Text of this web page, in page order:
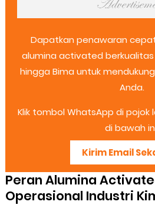
Dapatkan penawaran
alumina activated
hingga Bima untuk
Anda.
Klik tombol WhatsApp di pojok
di bawah
Kirim Email
Peran Alumina
Operasional Industri